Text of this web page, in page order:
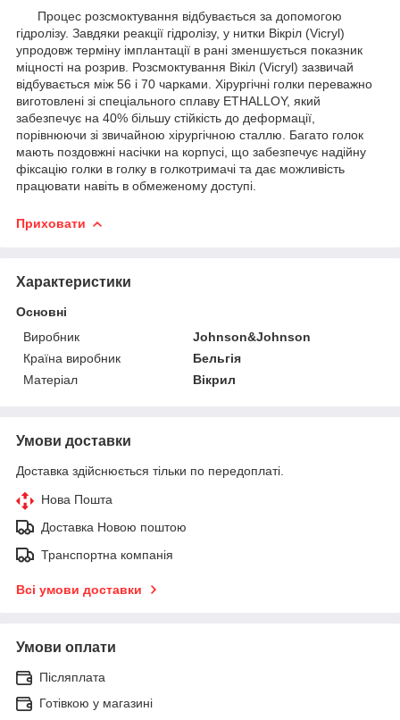
Процес розсмоктування відбувається за допомогою
гідролізу. Завдяки реакції гідролізу, у нитки Вікріл (Vicryl)
упродовж терміну імплантації в рані зменшується показник
міцності на розрив. Розсмоктування Вікіл (Vicryl) зазвичай
відбувається між 56 і 70 чарками. Хірургічні голки переважно
виготовлені зі спеціального сплаву ETHALLOY, який
забезпечує на 40% більшу стійкість до деформації,
порівнюючи зі звичайною хірургічною сталлю. Багато голок
мають поздовжні насічки на корпусі, що забезпечує надійну
фіксацію голки в голку в голкотримачі та дає можливість
працювати навіть в обмеженому доступі.
Приховати
Характеристики
Основні
Виробник
Johnson&Johnson
Країна виробник
Бельгія
Матеріал
Вікрил
Умови доставки
Доставка здійснюється тільки по передоплаті.
Нова Пошта
Доставка Новою поштою
Транспортна компанія
Всі умови доставки
Умови оплати
Післяплата
Готівкою у магазині